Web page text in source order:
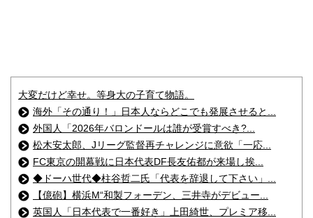
大変だけど幸せ。等身大の子育て物語。
海外「その通り！」日本人ならどこでも発展させると...
外国人「2026年バロンドールは誰が受賞すべき?...
松木安太郎、Jリーグ監督再チャレンジに意欲「一応...
FC東京の開幕戦に日本代表DF長友佑都が来場し挨...
◆ドーハ世代◆柱谷哲二氏「代表を辞退して下さい」...
【億砲】横浜M“和製フォーデン、三井寺がデビュー...
英国人「日本代表で一番好き」上田綺世、プレミア移...